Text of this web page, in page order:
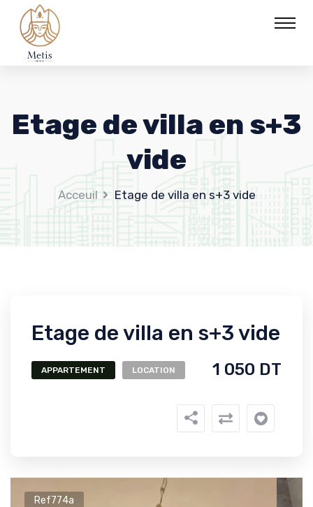
Etage de villa en s+3
vide
Acceuil Etage de villa en s+3 vide
Etage de villa en s+3 vide
APPARTEMENT LOCATION 1 050 DT
Ref774a